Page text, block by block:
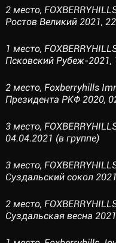
2 место,
Ростов Великий 2021,
1 место,
Псковский Рубеж-2021,
2 место, Foxberryhills
Президента РКФ 2020,
3 место,
04.04.2021 (в группе)
3 место,
Суздальский сокол
2 место,
Суздальская весна